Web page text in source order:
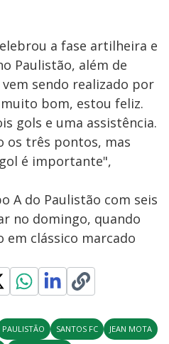
a fase artilheira e
Paulistão, além de
sendo realizado por
bom, estou feliz.
gols e uma assistência.
os três pontos, mas
é importante",
A do Paulistão com seis
no domingo, quando
em clássico marcado
PAULISTÃO SANTOS FC
JEAN MOTA